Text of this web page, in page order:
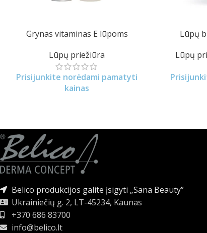
Grynas vitaminas E lūpoms
Lūpų priežiūra
Prisijunkite norėdami pamatyti
kainas
Lūpų
Lūpų
Belico produkcijos galite įsigyti „Sana Beauty”
Ukrainiečių g. 2, LT-45234, Kaunas
+370 686 83700
info@belico.lt